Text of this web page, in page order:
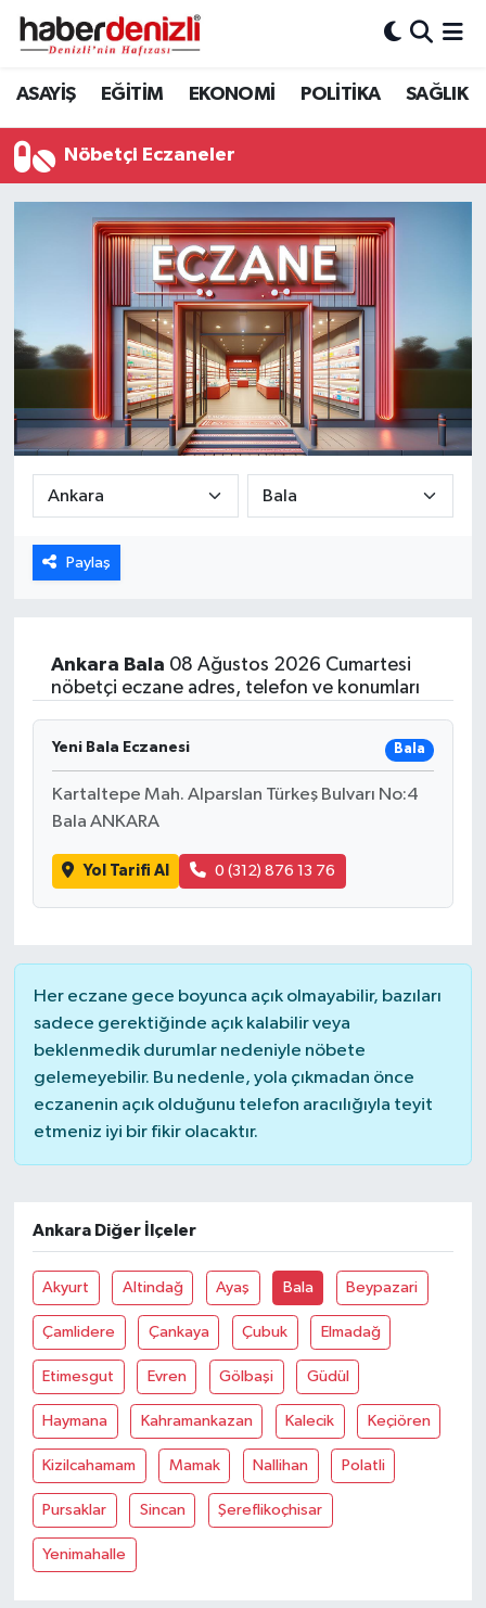
ASAYİŞ EĞİTİM EKONOMİ POLİTİKA SAĞLIK
Nöbetçi Eczaneler
Paylaş
Ankara Bala 08 Ağustos 2026 Cumartesi
nöbetçi eczane adres, telefon ve konumları
Yeni Bala Eczanesi Bala
Kartaltepe Mah. Alparslan Türkeş Bulvarı No:4
Bala ANKARA
Yol Tarifi Al 0 (312) 876 13 76
Her eczane gece boyunca açık olmayabilir, bazıları
sadece gerektiğinde açık kalabilir veya
beklenmedik durumlar nedeniyle nöbete
gelemeyebilir. Bu nedenle, yola çıkmadan önce
eczanenin açık olduğunu telefon aracılığıyla teyit
etmeniz iyi bir fikir olacaktır.
Ankara Diğer İlçeler
Akyurt Altindağ Ayaş Bala Beypazari
Çamlidere Çankaya Çubuk Elmadağ
Etimesgut Evren Gölbaşi Güdül
Haymana Kahramankazan Kalecik Keçiören
Kizilcahamam Mamak Nallihan Polatli
Pursaklar Sincan Şereflikoçhisar
Yenimahalle
Denizli Nöbetçi Eczaneler
Puan Durumu ve Fikstür
Tüm Manşetler
Son Dakika Haberleri
Haber Arşivi